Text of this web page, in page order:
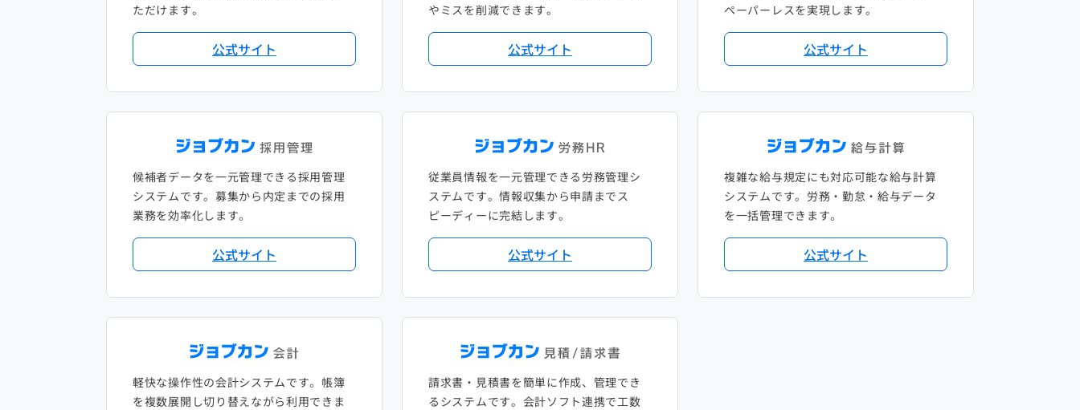
ただけます。
公式サイト
やミスを削減できます。
公式サイト
ペーパーレスを実現します。
公式サイト
候補者データを一元管理できる採用管理
システムです。募集から内定までの採用
業務を効率化します。
公式サイト
従業員情報を一元管理できる労務管理シ
ステムです。情報収集から申請までス
ピーディーに完結します。
公式サイト
複雑な給与規定にも対応可能な給与計算
システムです。労務・勤怠・給与データ
を一括管理できます。
公式サイト
軽快な操作性の会計システムです。帳簿
を複数展開し切り替えながら利用できま
請求書・見積書を簡単に作成、管理でき
るシステムです。会計ソフト連携で工数